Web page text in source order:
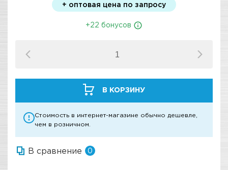
+ оптовая цена по запросу
+22 бонусов
В КОРЗИНУ
Стоимость в интернет-магазине обычно дешевле,
чем в розничном.
В сравнение 0